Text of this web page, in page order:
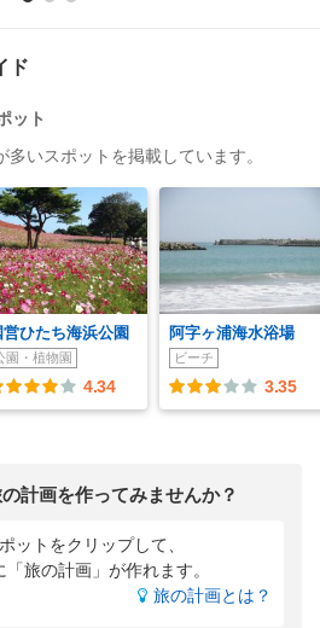
ド
ット
いスポットを掲載しています。
営ひたち海浜公園
園・植物園
4.34
阿字ヶ浦海水浴場
ビーチ
3.35
計画を作ってみませんか？
ットをクリップして、
「旅の計画」が作れます。
旅の計画とは？